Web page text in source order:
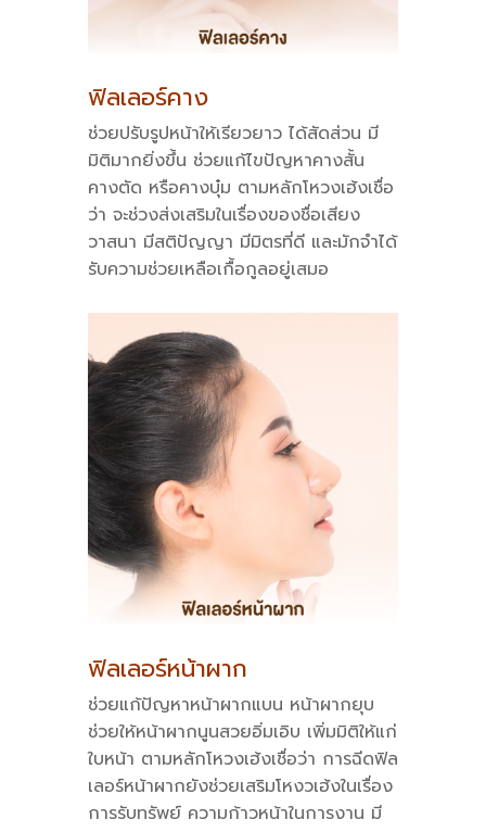
ฟิลเลอร์คาง
ช่วยปรับรูปหน้าให้เรียวยาว ได้สัดส่วน มี
มิติมากยิ่งขึ้น ช่วยแก้ไขปัญหาคางสั้น
คางตัด หรือคางบุ๋ม ตามหลักโหวงเฮ้งเชื่อ
ว่า จะช่วงส่งเสริมในเรื่องของชื่อเสียง
วาสนา มีสติปัญญา มีมิตรที่ดี และมักจำได้
รับความช่วยเหลือเกื้อกูลอยู่เสมอ
ฟิลเลอร์หน้าผาก
ช่วยแก้ปัญหาหน้าผากแบน หน้าผากยุบ
ช่วยให้หน้าผากนูนสวยอิ่มเอิบ เพิ่มมิติให้แก่
ใบหน้า ตามหลักโหวงเฮ้งเชื่อว่า การฉีดฟิล
เลอร์หน้าผากยังช่วยเสริมโหงวเฮ้งในเรื่อง
การรับทรัพย์ ความก้าวหน้าในการงาน มี